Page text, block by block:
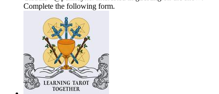
Complete the following form.